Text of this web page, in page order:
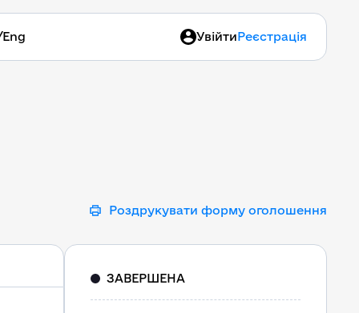
Eng УвійтиРеєстрація
Роздрукувати форму оголошення
ЗАВЕРШЕНА